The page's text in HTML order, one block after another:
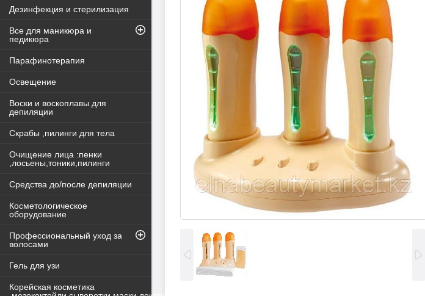
Дезинфекция и стерилизация
Все для маникюра и
педикюра
Парафинотерапия
Освещение
Воски и воскоплавы для
депиляции
Скрабы ,пилинги для тела
Очищение лица :пенки
,лосьены,тоники,пилинги
Средства до/после депиляции
Косметологическое
оборудование
Профессиональный уход за
волосами
Гель для узи
Корейская косметика